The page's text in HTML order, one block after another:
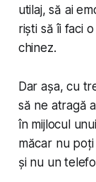
utilaj, să ai
riști să îi faci
chinez.
Dar așa, cu
să ne atragă
în mijlocul
măcar nu
și nu un